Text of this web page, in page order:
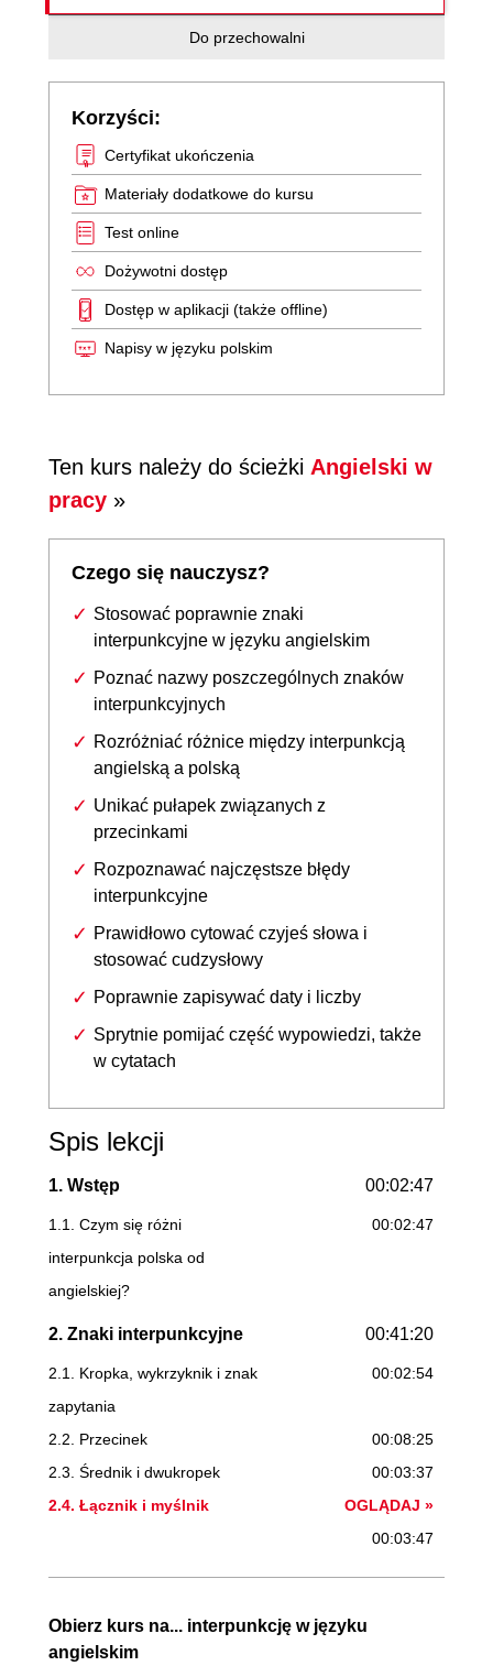
Do przechowalni
Korzyści:
Certyfikat ukończenia
Materiały dodatkowe do kursu
Test online
Dożywotni dostęp
Dostęp w aplikacji (także offline)
Napisy w języku polskim
Ten kurs należy do ścieżki Angielski w
pracy »
Czego się nauczysz?
Stosować poprawnie znaki
interpunkcyjne w języku angielskim
Poznać nazwy poszczególnych znaków
interpunkcyjnych
Rozróżniać różnice między interpunkcją
angielską a polską
Unikać pułapek związanych z
przecinkami
Rozpoznawać najczęstsze błędy
interpunkcyjne
Prawidłowo cytować czyjeś słowa i
stosować cudzysłowy
Poprawnie zapisywać daty i liczby
Sprytnie pomijać część wypowiedzi, także
w cytatach
Spis lekcji
1. Wstęp 00:02:47
1.1. Czym się różni
interpunkcja polska od
angielskiej?
00:02:47
2. Znaki interpunkcyjne 00:41:20
2.1. Kropka, wykrzyknik i znak
zapytania
00:02:54
2.2. Przecinek
00:08:25
2.3. Średnik i dwukropek
00:03:37
2.4. Łącznik i myślnik
OGLĄDAJ »
00:03:47
2.7. Rzadsze znaki -
Obierz kurs na... interpunkcję w języku
angielskim